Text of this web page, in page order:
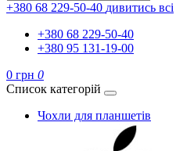
+380 68 229-50-40 дивитись всі
+380 68 229-50-40
+380 95 131-19-00
0 грн 0
Список категорій
Чохли для планшетів